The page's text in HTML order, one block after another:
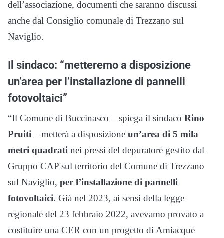
dell’associazione, documenti che saranno discussi
anche dal Consiglio comunale di Trezzano sul
Naviglio.
Il sindaco: “metteremo a disposizione
un’area per l’installazione di pannelli
fotovoltaici”
“Il Comune di Buccinasco – spiega il sindaco Rino
Pruiti – metterà a disposizione un’area di 5 mila
metri quadrati nei pressi del depuratore gestito dal
Gruppo CAP sul territorio del Comune di Trezzano
sul Naviglio, per l’installazione di pannelli
fotovoltaici. Già nel 2023, ai sensi della legge
regionale del 23 febbraio 2022, avevamo provato a
costituire una CER con un progetto di Amiacque